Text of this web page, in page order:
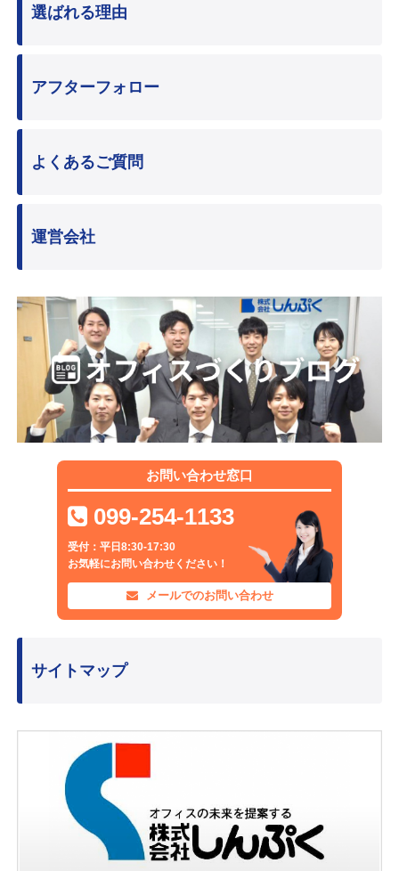
選ばれる理由
アフターフォロー
よくあるご質問
運営会社
お問い合わせ窓口
099-254-1133
受付：平日8:30-17:30
お気軽にお問い合わせください！
メールでのお問い合わせ
サイトマップ